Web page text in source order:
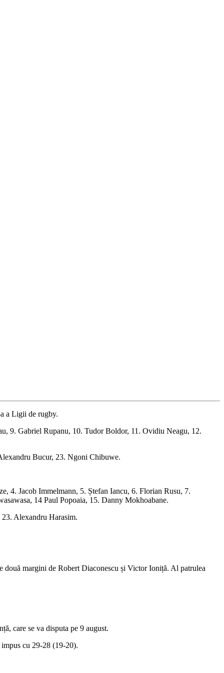
a Ligii de rugby.
9. Gabriel Rupanu, 10. Tudor Boldor, 11. Ovidiu Neagu, 12.
Bucur, 23. Ngoni Chibuwe.
4. Jacob Immelmann, 5. Ștefan Iancu, 6. Florian Rusu, 7.
14 Paul Popoaia, 15. Danny Mokhoabane.
Alexandru Harasim.
două margini de Robert Diaconescu și Victor Ioniță. Al patrulea
care se va disputa pe 9 august.
cu 29-28 (19-20).